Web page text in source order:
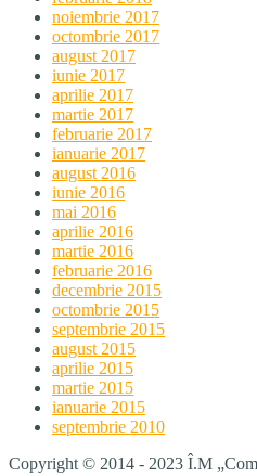
noiembrie 2017
octombrie 2017
august 2017
iunie 2017
aprilie 2017
martie 2017
februarie 2017
ianuarie 2017
august 2016
iunie 2016
mai 2016
aprilie 2016
martie 2016
februarie 2016
decembrie 2015
octombrie 2015
septembrie 2015
august 2015
aprilie 2015
martie 2015
ianuarie 2015
septembrie 2010
Copyright © 2014 - 2023 Î.M